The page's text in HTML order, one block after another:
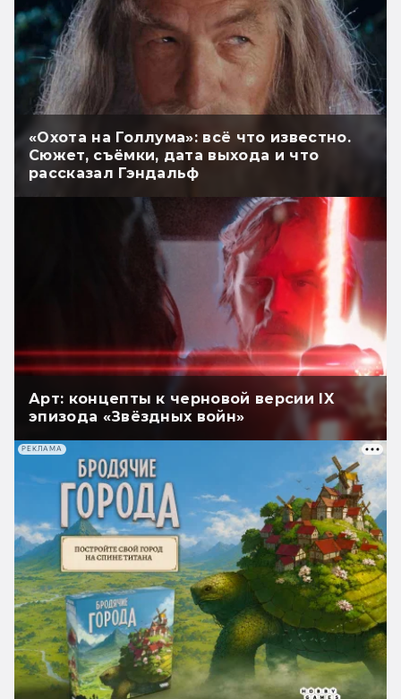
«Охота на Голлума»: всё что известно.
Сюжет, съёмки, дата выхода и что
рассказал Гэндальф
Арт: концепты к черновой версии IX
эпизода «Звёздных войн»
РЕКЛАМА